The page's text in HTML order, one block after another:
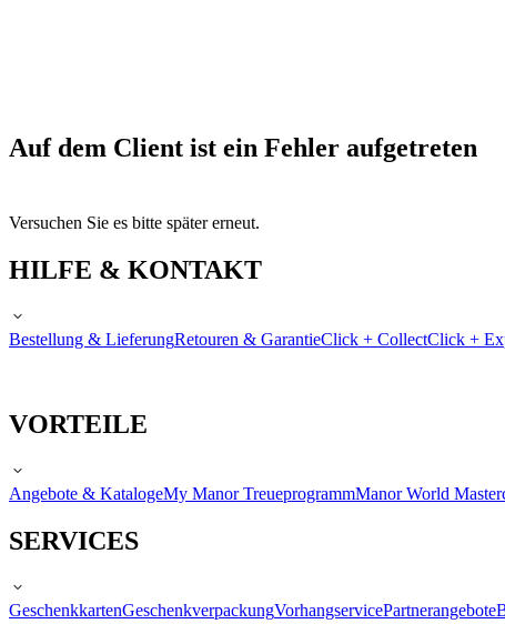
Auf dem Client ist ein Fehler aufgetreten
Versuchen Sie es bitte später erneut.
HILFE & KONTAKT
Bestellung & LieferungRetouren & GarantieClick + CollectClick +
VORTEILE
Angebote & KatalogeMy Manor TreueprogrammManor World
SERVICES
GeschenkkartenGeschenkverpackungVorhangservicePartnerangebote